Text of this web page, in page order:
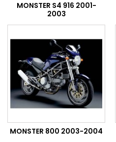
MONSTER S4 916 2001-
2003
MONSTER 800 2003-2004